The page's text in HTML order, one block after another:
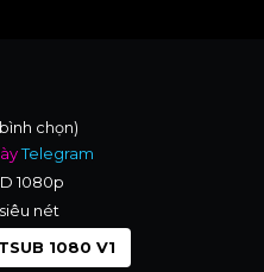
chọn)
Telegram
1080p
nét
1080 V1